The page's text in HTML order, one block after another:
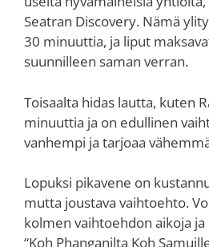
Seatran Discovery. Nämä
30 minuuttia, ja liput
suunnilleen saman verran.
Toisaalta hidas lautta, kuten
minuuttia ja on edullinen
vanhempi ja tarjoaa
Lopuksi pikavene on
mutta joustava vaihtoehto.
kolmen vaihtoehdon aikoja
“Koh Phanganilta Koh